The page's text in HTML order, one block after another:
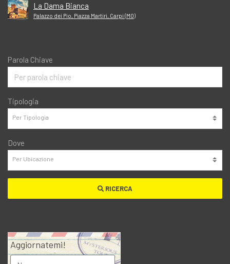
La Dama Bianca
Palazzo dei Pio, Piazza Martiri, Carpi (MO)
Parola Chiave
Tipologia
Dove
RICERCA
Aggiornatemi!